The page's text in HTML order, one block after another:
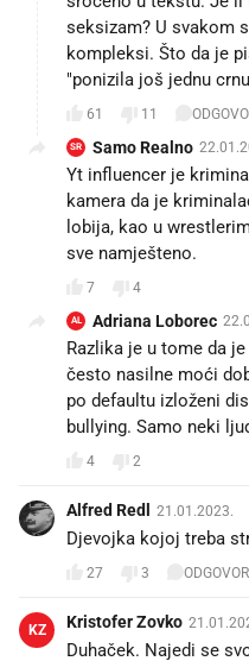
seksizam? U svakom
kompleksi. Što da je
"ponizila još jednu
61 11
SR Samo Realno
Yt influencer je
kamera da je
lobija, kao u
sve namješteno.
7 4
AL Adriana Loborec
Razlika je u tome da
često nasilne moći
po defaultu izloženi
bullying. Samo neki
4 2
Alfred Redl 21.01.2023.
Djevojka kojoj treba
27 3
KZ Kristofer Zovko
Duhaček. Najedi se